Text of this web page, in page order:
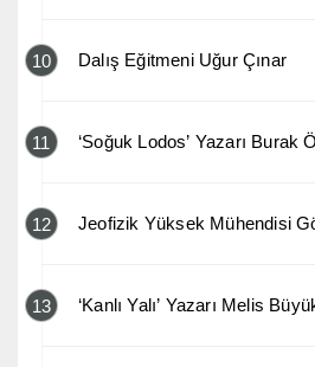
10 Dalış Eğitmeni Uğur Çınar
11 ‘Soğuk Lodos’ Yazarı Burak
12 Jeofizik Yüksek Mühendisi
13 ‘Kanlı Yalı’ Yazarı Melis